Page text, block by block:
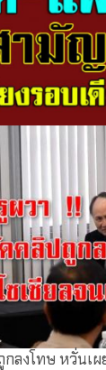
-9วิชาสามัญปี
ลงโทษ หวั่นเผ